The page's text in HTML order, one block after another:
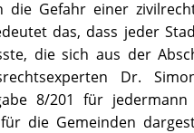
die Gefahr einer
das, dass jeder
die sich aus der
Dr.
8/201 für
die Gemeinden